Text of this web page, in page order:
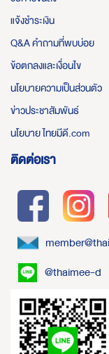
แจ้งชำระเงิน
Q&A คำถามที่พบบ่อย
ข้อตกลงและเงื่อนไข
นโยบายความเป็นส่วนตัว
ข่าวประชาสัมพันธ์
นโยบาย ไทยมีดี.com
ติดต่อเรา
@thaimee-d